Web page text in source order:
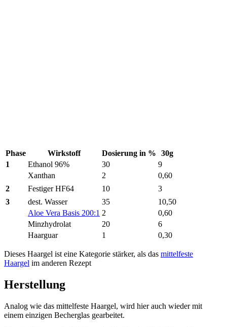
Phase Wirkstoff Dosierung in %
30g
1
Ethanol 96% 30
9
Xanthan
2
0,60
2
Festiger HF64 10
3
3
dest. Wasser 35
10,50
Aloe Vera Basis 200:1 2
0,60
Minzhydrolat
20
6
Haarguar
1 0,30
Dieses Haargel ist eine Kategorie stärker, als das mittelfeste
Haargel im anderen Rezept
Herstellung
Analog wie das mittelfeste Haargel, wird hier auch wieder mit
einem einzigen Becherglas gearbeitet.